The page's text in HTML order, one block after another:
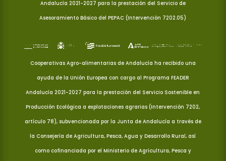
Andalucía 2021-2027 para la prestación del Servicio de
Asesoramiento Básico del PEPAC (Intervención 7202.05)
Cooperativas Agro-alimentarias de Andalucía ha recibido una
ayuda de la Unión Europea con cargo al Programa FEADER
Andalucía 2021-2027 para la prestación del Servicio Sostenible en
Producción Ecológica a explotaciones agrarias (Intervención 7202,
artículo 78), subvencionada por la Junta de Andalucía a través de
la Consejería de Agricultura, Pesca, Agua y Desarrollo Rural, así
como cofinanciada por el Ministerio de Agricultura, Pesca y